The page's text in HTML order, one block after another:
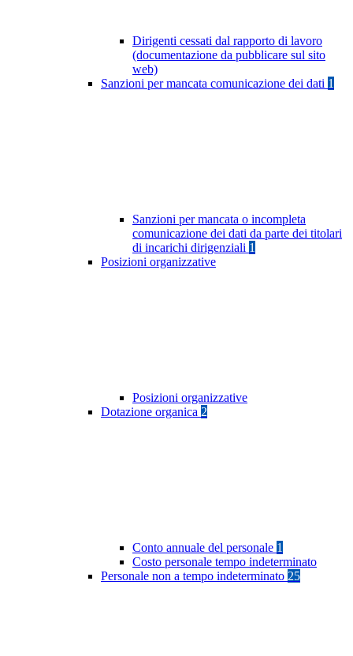
Dirigenti cessati dal rapporto di lavoro
(documentazione da pubblicare sul sito
web)
Sanzioni per mancata comunicazione dei dati 1
Sanzioni per mancata o incompleta
comunicazione dei dati da parte dei titolari
di incarichi dirigenziali 1
Posizioni organizzative
Posizioni organizzative
Dotazione organica 2
Conto annuale del personale 1
Costo personale tempo indeterminato
Personale non a tempo indeterminato 25